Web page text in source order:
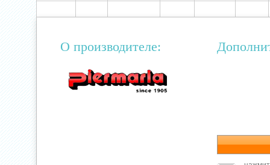
О производителе: